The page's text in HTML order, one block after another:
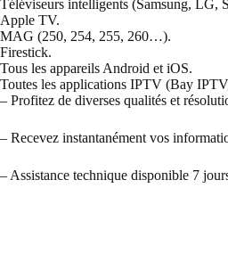
Téléviseurs intelligents (Samsung, LG,
Apple TV.
MAG (250, 254, 255, 260…).
Firestick.
Tous les appareils Android et iOS.
Toutes les applications IPTV (Bay
– Profitez de diverses qualités et
– Recevez instantanément vos
– Assistance technique disponible 7